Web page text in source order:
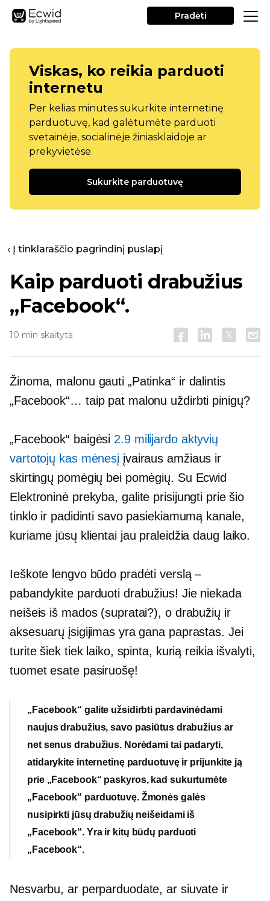
Pradėti
Viskas, ko reikia parduoti
internetu
Per kelias minutes sukurkite internetinę
parduotuvę, kad galėtumėte parduoti
svetainėje, socialinėje žiniasklaidoje ar
prekyvietėse.
Sukurkite parduotuvę
‹ Į tinklaraščio pagrindinį puslapį
Kaip parduoti drabužius
„Facebook“.
10 min skaityta
Žinoma, malonu gauti „Patinka“ ir dalintis
„Facebook“… taip pat malonu uždirbti pinigų?
„Facebook“ baigėsi 2.9 milijardo aktyvių
vartotojų kas mėnesį įvairaus amžiaus ir
skirtingų pomėgių bei pomėgių. Su Ecwid
Elektroninė prekyba, galite prisijungti prie šio
tinklo ir padidinti savo pasiekiamumą kanale,
kuriame jūsų klientai jau praleidžia daug laiko.
Ieškote lengvo būdo pradėti verslą –
pabandykite parduoti drabužius! Jie niekada
neišeis iš mados (supratai?), o drabužių ir
aksesuarų įsigijimas yra gana paprastas. Jei
turite šiek tiek laiko, spinta, kurią reikia išvalyti,
tuomet esate pasiruošę!
„Facebook“ galite užsidirbti pardavinėdami
naujus drabužius, savo pasiūtus drabužius ar
net senus drabužius. Norėdami tai padaryti,
atidarykite internetinę parduotuvę ir prijunkite ją
prie „Facebook“ paskyros, kad sukurtumėte
„Facebook“ parduotuvę. Žmonės galės
nusipirkti jūsų drabužių neišeidami iš
„Facebook“. Yra ir kitų būdų parduoti
„Facebook“.
Nesvarbu, ar perparduodate, ar siuvate ir